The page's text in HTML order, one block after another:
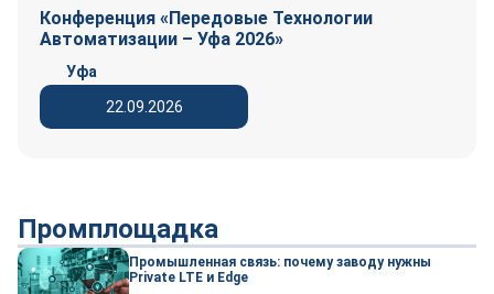
Конференция «Передовые Технологии
Автоматизации – Уфа 2026»
22.09.2026
Уфа
Промплощадка
Промышленная связь: почему заводу нужны
Private LTE и Edge